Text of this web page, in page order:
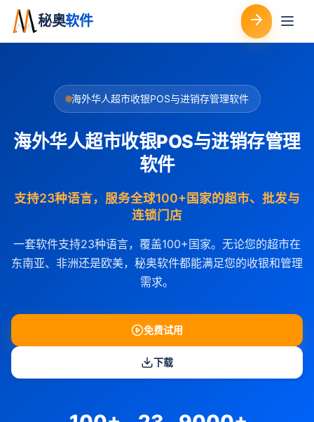
秘奥软件
海外华人超市收银POS与进销存管理软件
海外华人超市收银POS与进销存管理
软件
支持23种语言，服务全球100+国家的超市、批发与
连锁门店
一套软件支持23种语言，覆盖100+国家。无论您的超市在
东南亚、非洲还是欧美，秘奥软件都能满足您的收银和管理
需求。
免费试用
下载